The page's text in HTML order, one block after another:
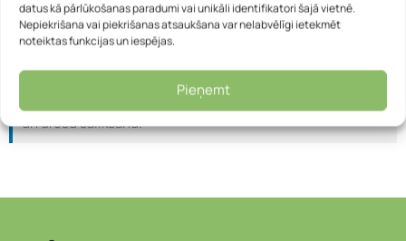
datus kā pārlūkošanas paradumi vai unikāli identifikatori šajā vietnē.
Nepiekrišana vai piekrišanas atsaukšana var nelabvēlīgi ietekmēt
noteiktas funkcijas un iespējas.
Pieņemt
Informācija:Visi velosipēdi tiek piegādāti kastē jau daļēji
samontēti.
Ieteicams vērsties velodarbnīcā, lai nodrošinātu pareizu
un drošu salikšanu.